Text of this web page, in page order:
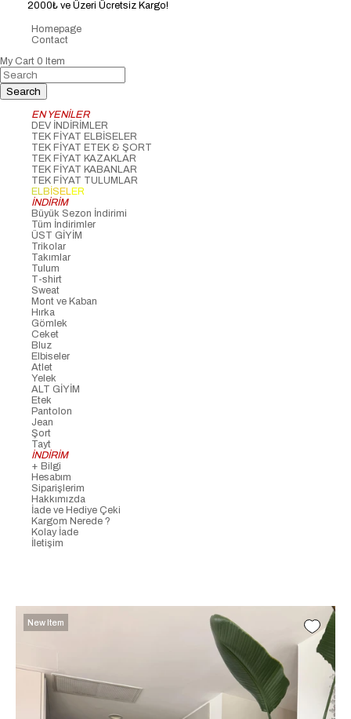
2000₺ ve Üzeri Ücretsiz Kargo!
Homepage
Contact
My Cart 0 Item
EN YENİLER
DEV İNDİRİMLER
TEK FİYAT ELBİSELER
TEK FİYAT ETEK & ŞORT
TEK FİYAT KAZAKLAR
TEK FİYAT KABANLAR
TEK FİYAT TULUMLAR
ELBİSELER
İNDİRİM
Büyük Sezon İndirimi
Tüm İndirimler
ÜST GİYİM
Trikolar
Takımlar
Tulum
T-shirt
Sweat
Mont ve Kaban
Hırka
Gömlek
Ceket
Bluz
Elbiseler
Atlet
Yelek
ALT GİYİM
Etek
Pantolon
Jean
Şort
Tayt
İNDİRİM
+ Bilgi
Hesabım
Siparişlerim
Hakkımızda
İade ve Hediye Çeki
Kargom Nerede ?
Kolay İade
İletişim
New Item